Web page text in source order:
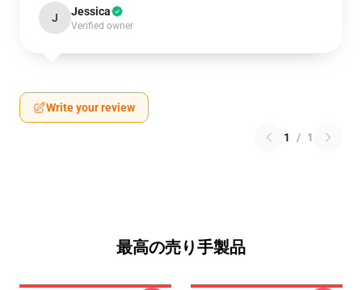
J Jessica
Verified owner
Write your review
1 / 1
最高の売り手製品